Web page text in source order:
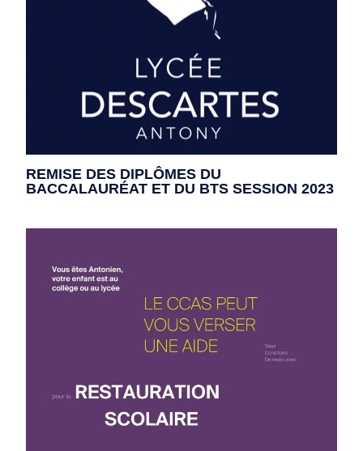
REMISE DES DIPLÔMES DU
BACCALAURÉAT ET DU BTS SESSION 2023